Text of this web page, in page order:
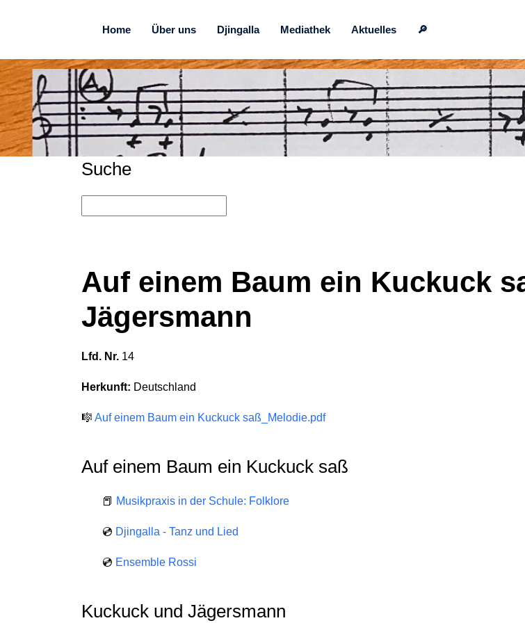
Home Über uns Djingalla Mediathek Aktuelles 🔎
Suche
Auf einem Baum ein Kuckuck
Jägersmann
Lfd. Nr. 14
Herkunft: Deutschland
🎼 Auf einem Baum ein Kuckuck saß_Melodie.pdf
Auf einem Baum ein Kuckuck saß
📕 Musikpraxis in der Schule: Folklore
💿 Djingalla - Tanz und Lied
💿 Ensemble Rossi
Kuckuck und Jägersmann